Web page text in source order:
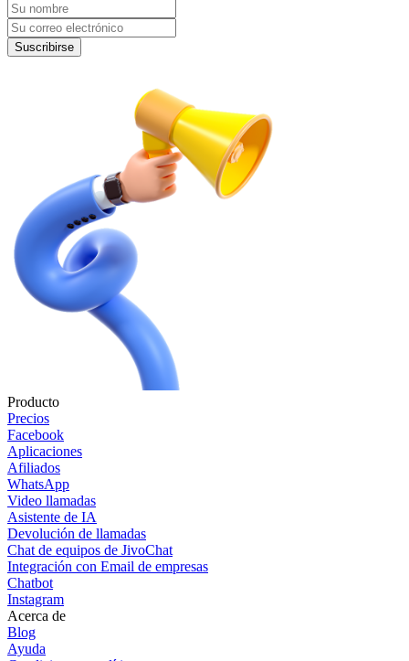
Suscribirse
Producto
Precios
Facebook
Aplicaciones
Afiliados
WhatsApp
Video llamadas
Asistente de IA
Devolución de llamadas
Chat de equipos de JivoChat
Integración con Email de empresas
Chatbot
Instagram
Acerca de
Blog
Ayuda